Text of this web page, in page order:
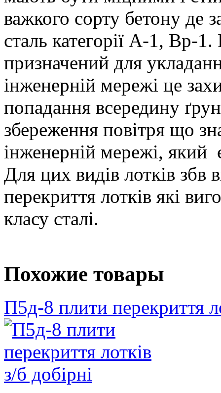
важкого сорту бетону де
сталь категорії A-1, Bp-
призначений для
інженерній мережі це
попадання всередину
збереження повітря що
інженерній мережі, який
Для цих видів лотків збв
перекриття лотків які
класу сталі.
Похожие товары
П5д-8 плити перекриття